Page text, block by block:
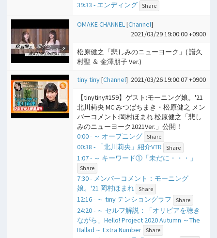
39:33 - エンディング Share
OMAKE CHANNEL [Channel]
2021/03/29 19:00:00 +0900
松原健之「悲しみのニューヨーク」( 譜久
村聖 ＆ 金澤朋子 Ver.)
tiny tiny[Channel] 2021/03/26 19:00:07 +0900
【tinytiny#159】ゲスト:モーニング娘。'21
北川莉央 MC:みつばちまき・松原健之 メン
バーコメント:岡村ほまれ 松原健之「悲し
みのニューヨーク2021Ver.」公開！
0:00 - ​～ オープニング Share
00:38 - 「北川莉央」紹介VTR Share
1:07 - ​～ キーワード①「未だに・・・」
Share
7:30 - メンバーコメント：モーニング
娘。'21 岡村ほまれ Share
12:16 - ​～ tiny テンショングラフ Share
24:20 - ​～ セルフ解説：「オリビアを聴き
ながら」Hello! Project 2020 Autumn ～The
Ballad～ Extra Number Share